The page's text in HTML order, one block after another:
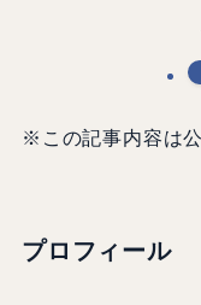
※この記事内容は
プロフィール